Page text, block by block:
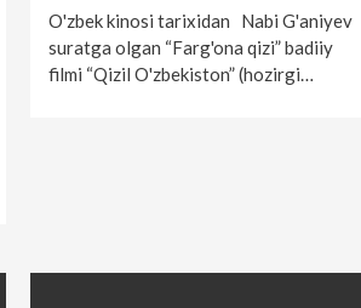
O'zbek kinosi tarixidan Nabi G'aniyev
suratga olgan “Farg'ona qizi” badiiy
filmi “Qizil O'zbekiston” (hozirgi…